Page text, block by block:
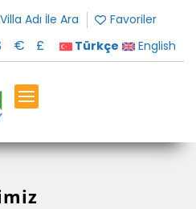
Villa Adı İle Ara Favoriler
€ £ Türkçe English